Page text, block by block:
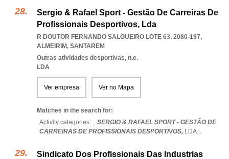
Sergio & Rafael Sport - Gestão De Carreiras De
Profissionais Desportivos, Lda
R DOUTOR FERNANDO SALGUEIRO LOTE 63, 2080-197,
ALMEIRIM, SANTAREM
Outras atividades desportivas, n.e.
LDA
Ver empresa Ver no Mapa
Matches in the search for:
Activity categories: ...SERGIO & RAFAEL SPORT - GESTÃO DE
CARREIRAS DE PROFISSIONAIS DESPORTIVOS, LDA...
Sindicato Dos Profissionais Das Industrias